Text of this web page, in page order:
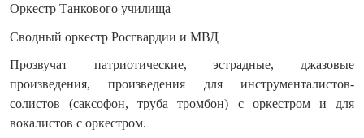
Оркестр Танкового училища
Сводный оркестр Росгвардии и МВД
Прозвучат патриотические, эстрадные, джазовые
произведения, произведения для инструменталистов-
солистов (саксофон, труба тромбон) с оркестром и для
вокалистов с оркестром.